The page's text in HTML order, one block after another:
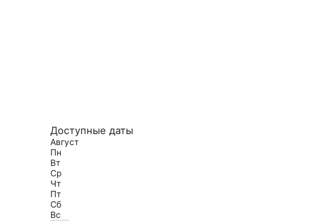
Доступные даты
Август
Пн
Вт
Ср
Чт
Пт
Сб
Вс